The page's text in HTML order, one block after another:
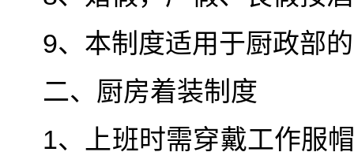
9、本制度适用于厨政部
二、厨房着装制度
1、上班时需穿戴工作服